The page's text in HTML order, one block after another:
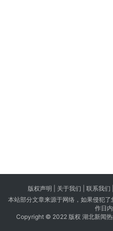
版权声明 | 关于我们 联系我们
本站部分文章来源于网络，如果侵犯
作日内
Copyright © 2022 版权 湖北新闻